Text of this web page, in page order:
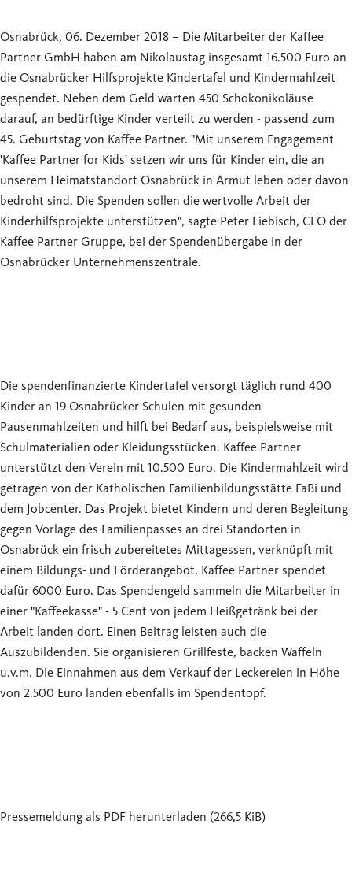
Osnabrück, 06. Dezember 2018 – Die Mitarbeiter der Kaffee
Partner GmbH haben am Nikolaustag insgesamt 16.500 Euro an
die Osnabrücker Hilfsprojekte Kindertafel und Kindermahlzeit
gespendet. Neben dem Geld warten 450 Schokonikoläuse
darauf, an bedürftige Kinder verteilt zu werden - passend zum
45. Geburtstag von Kaffee Partner. "Mit unserem Engagement
'Kaffee Partner for Kids' setzen wir uns für Kinder ein, die an
unserem Heimatstandort Osnabrück in Armut leben oder davon
bedroht sind. Die Spenden sollen die wertvolle Arbeit der
Kinderhilfsprojekte unterstützen", sagte Peter Liebisch, CEO der
Kaffee Partner Gruppe, bei der Spendenübergabe in der
Osnabrücker Unternehmenszentrale.
Die spendenfinanzierte Kindertafel versorgt täglich rund 400
Kinder an 19 Osnabrücker Schulen mit gesunden
Pausenmahlzeiten und hilft bei Bedarf aus, beispielsweise mit
Schulmaterialien oder Kleidungsstücken. Kaffee Partner
unterstützt den Verein mit 10.500 Euro. Die Kindermahlzeit wird
getragen von der Katholischen Familienbildungsstätte FaBi und
dem Jobcenter. Das Projekt bietet Kindern und deren Begleitung
gegen Vorlage des Familienpasses an drei Standorten in
Osnabrück ein frisch zubereitetes Mittagessen, verknüpft mit
einem Bildungs- und Förderangebot. Kaffee Partner spendet
dafür 6000 Euro. Das Spendengeld sammeln die Mitarbeiter in
einer "Kaffeekasse" - 5 Cent von jedem Heißgetränk bei der
Arbeit landen dort. Einen Beitrag leisten auch die
Auszubildenden. Sie organisieren Grillfeste, backen Waffeln
u.v.m. Die Einnahmen aus dem Verkauf der Leckereien in Höhe
von 2.500 Euro landen ebenfalls im Spendentopf.
Pressemeldung als PDF herunterladen (266,5 KiB)